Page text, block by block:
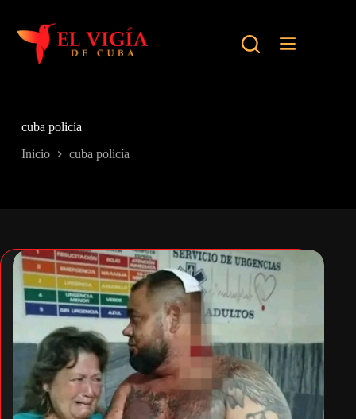
contenido
cuba policía
Inicio cuba policía